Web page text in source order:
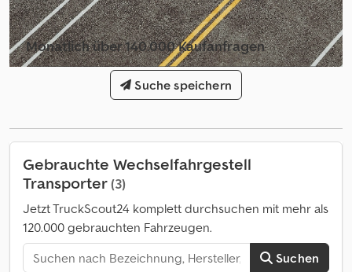
Heben und Senken, Änderungen, Zwischenverkauf und Irrtümer
vorbehalten.
Monatlich über 140.000 Kaufanfragen
Händlerpaket auswählen
Suche speichern
Gebrauchte Wechselfahrgestell
Transporter(3)
Jetzt TruckScout24 komplett durchsuchen mit mehr als
120.000 gebrauchten Fahrzeugen.
Suchen